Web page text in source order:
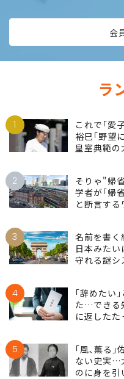
会
ラ
1
これで｢愛
裕巳｢野望
皇室典範の
2
そりゃ"帰
学者が｢帰
と断言する
3
名前を書
日本みた
守れる謎シ
4
｢辞めたい
た…できる
に返したた
5
｢風､薫る｣
ない史実…
のに身を引